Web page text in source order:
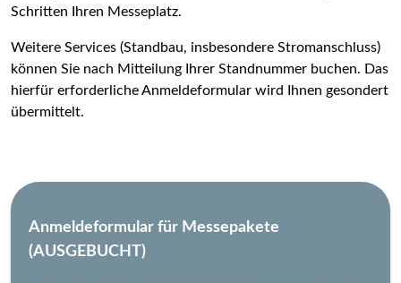
Besuchen
Partner
Kontakt & Presse
Impressum
Schritten Ihren Messeplatz.
Weitere Services (Standbau, insbesondere Stromanschluss)
können Sie nach Mitteilung Ihrer Standnummer buchen. Das
hierfür erforderliche Anmeldeformular wird Ihnen gesondert
übermittelt.
Anmeldeformular für Messepakete
(AUSGEBUCHT)